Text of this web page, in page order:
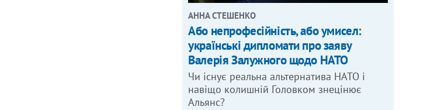
АННА СТЕШЕНКО
Або непрофесійність, або умисел:
українські дипломати про заяву
Валерія Залужного щодо НАТО
Чи існує реальна альтернатива НАТО і
навіщо колишній Головком знецінює
Альянс?